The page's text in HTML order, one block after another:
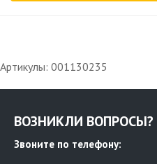
Артикулы: 001130235
ВОЗНИКЛИ ВОПРОСЫ?
Звоните по телефону: